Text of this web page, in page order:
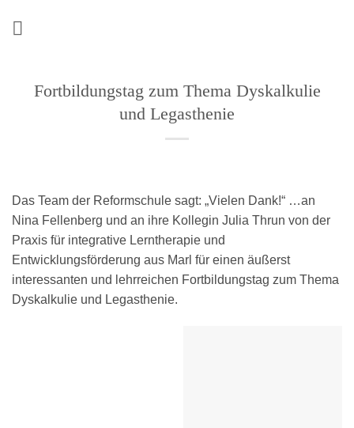
Fortbildungstag zum Thema Dyskalkulie
und Legasthenie
Das Team der Reformschule sagt: „Vielen Dank!“ …an
Nina Fellenberg und an ihre Kollegin Julia Thrun von der
Praxis für integrative Lerntherapie und
Entwicklungsförderung aus Marl für einen äußerst
interessanten und lehrreichen Fortbildungstag zum Thema
Dyskalkulie und Legasthenie.